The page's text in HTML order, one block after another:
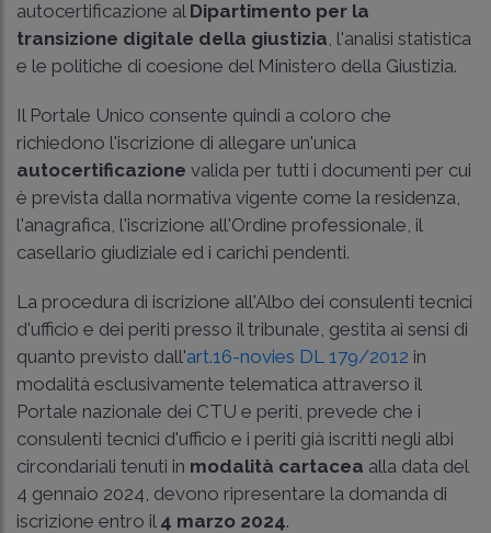
autocertificazione al Dipartimento per la
transizione digitale della giustizia , l'analisi statistica
e le politiche di coesione del Ministero della Giustizia.
Il Portale Unico consente quindi a coloro che
richiedono l'iscrizione di allegare un'unica
autocertificazione valida per tutti i documenti per cui
è prevista dalla normativa vigente come la residenza,
l'anagrafica, l'iscrizione all'Ordine professionale, il
casellario giudiziale ed i carichi pendenti.
La procedura di iscrizione all'Albo dei consulenti tecnici
d'ufficio e dei periti presso il tribunale, gestita ai sensi di
quanto previsto dall'art.16-novies DL 179/2012 in
modalità esclusivamente telematica attraverso il
Portale nazionale dei CTU e periti, prevede che i
consulenti tecnici d'ufficio e i periti già iscritti negli albi
circondariali tenuti in modalità cartacea alla data del
4 gennaio 2024, devono ripresentare la domanda di
iscrizione entro il 4 marzo 2024.